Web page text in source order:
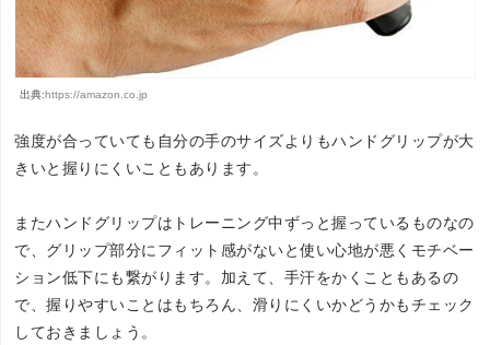
出典:https://amazon.co.jp
強度が合っていても自分の手のサイズよりもハンドグリップが大
きいと握りにくいこともあります。
またハンドグリップはトレーニング中ずっと握っているものなの
で、グリップ部分にフィット感がないと使い心地が悪くモチベー
ション低下にも繋がります。加えて、手汗をかくこともあるの
で、握りやすいことはもちろん、滑りにくいかどうかもチェック
しておきましょう。